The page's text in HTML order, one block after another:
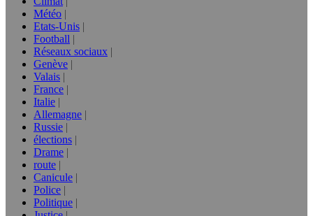
Météo
Etats-Unis
Football
Réseaux sociaux
Genève
Valais
France
Italie
Allemagne
Russie
élections
Drame
route
Canicule
Police
Politique